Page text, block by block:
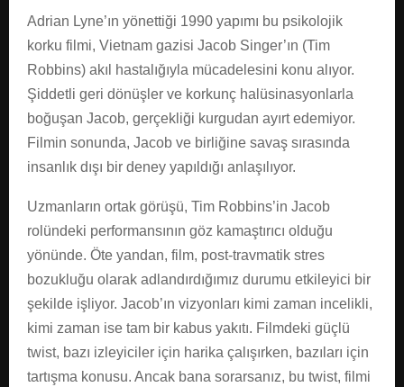
Adrian Lyne’ın yönettiği 1990 yapımı bu psikolojik
korku filmi, Vietnam gazisi Jacob Singer’ın (Tim
Robbins) akıl hastalığıyla mücadelesini konu alıyor.
Şiddetli geri dönüşler ve korkunç halüsinasyonlarla
boğuşan Jacob, gerçekliği kurgudan ayırt edemiyor.
Filmin sonunda, Jacob ve birliğine savaş sırasında
insanlık dışı bir deney yapıldığı anlaşılıyor.
Uzmanların ortak görüşü, Tim Robbins’in Jacob
rolündeki performansının göz kamaştırıcı olduğu
yönünde. Öte yandan, film, post-travmatik stres
bozukluğu olarak adlandırdığımız durumu etkileyici bir
şekilde işliyor. Jacob’ın vizyonları kimi zaman incelikli,
kimi zaman ise tam bir kabus yakıtı. Filmdeki güçlü
twist, bazı izleyiciler için harika çalışırken, bazıları için
tartışma konusu. Ancak bana sorarsanız, bu twist, filmi